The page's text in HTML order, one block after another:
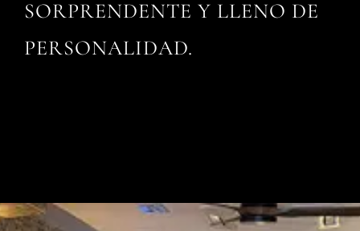
SORPRENDENTE Y LLENO DE
PERSONALIDAD.